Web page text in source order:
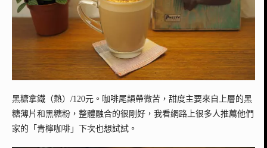
黑糖拿鐵（熱）/120元。咖啡尾韻帶微苦，甜度主要來自上層的黑
糖薄片和黑糖粉，整體融合的很剛好，我看網路上很多人推薦他們
家的「青檸咖啡」下次也想試試。